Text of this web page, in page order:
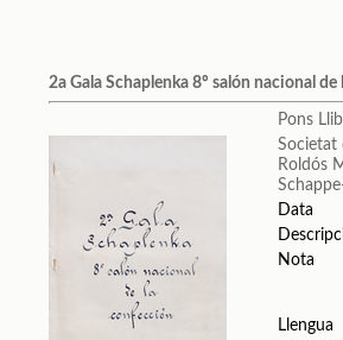
2a Gala Schaplenka 8º salón nacional
Pons
Societat
Roldós
Data
Nota
Llengua